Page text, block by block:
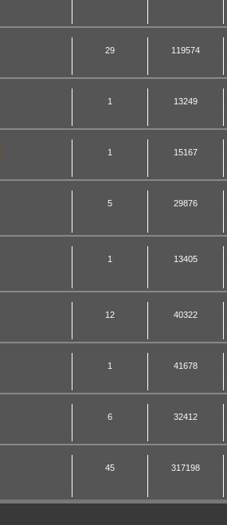
29 119574
1 13249
1 15167
5 29876
1 13405
12 40322
1 41678
6 32412
45 317198